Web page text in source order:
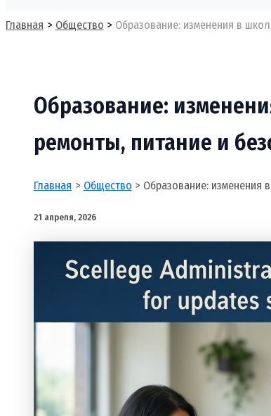
Главная Общество Образование: изменения в
Образование:
ремонты, питание и
Главная Общество Образование: изменения
21 апреля, 2026